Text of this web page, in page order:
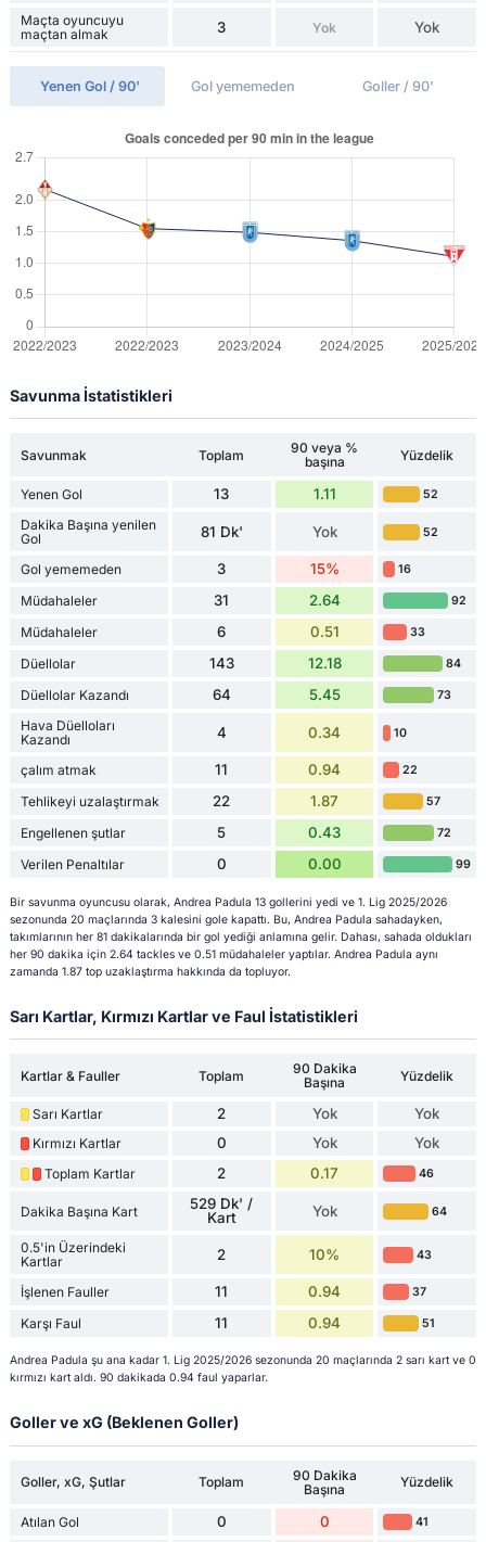
Maçta oyuncuyu
maçtan almak
3 Yok Yok
Yenen Gol / 90' Gol yememeden Goller / 90'
Savunma İstatistikleri
Savunmak Toplam
90 veya %
başına
Yüzdelik
Yenen Gol 13 1.11 52
Dakika Başına yenilen
Gol
81 Dk' Yok 52
Gol yememeden 3 15% 16
Müdahaleler 31 2.64 92
Müdahaleler 6 0.51 33
Düellolar 143 12.18 84
Düellolar Kazandı 64 5.45 73
Hava Düelloları
Kazandı
4 0.34 10
çalım atmak 11 0.94 22
Tehlikeyi uzalaştırmak 22 1.87 57
Engellenen şutlar 5 0.43 72
Verilen Penaltılar 0 0.00 99
Bir savunma oyuncusu olarak, Andrea Padula 13 gollerini yedi ve 1. Lig 2025/2026
sezonunda 20 maçlarında 3 kalesini gole kapattı. Bu, Andrea Padula sahadayken,
takımlarının her 81 dakikalarında bir gol yediği anlamına gelir. Dahası, sahada oldukları
her 90 dakika için 2.64 tackles ve 0.51 müdahaleler yaptılar. Andrea Padula aynı
zamanda 1.87 top uzaklaştırma hakkında da topluyor.
Sarı Kartlar, Kırmızı Kartlar ve Faul İstatistikleri
Kartlar & Fauller Toplam
90 Dakika
Başına
Yüzdelik
Sarı Kartlar 2 Yok Yok
Kırmızı Kartlar 0 Yok Yok
Toplam Kartlar 2 0.17 46
Dakika Başına Kart
529 Dk' /
Kart
Yok 64
0.5'in Üzerindeki
Kartlar
2 10% 43
İşlenen Fauller 11 0.94 37
Karşı Faul 11 0.94 51
Andrea Padula şu ana kadar 1. Lig 2025/2026 sezonunda 20 maçlarında 2 sarı kart ve 0
kırmızı kart aldı. 90 dakikada 0.94 faul yaparlar.
Goller ve xG (Beklenen Goller)
Goller, xG, Şutlar Toplam
90 Dakika
Başına
Yüzdelik
Atılan Gol 0 0 41